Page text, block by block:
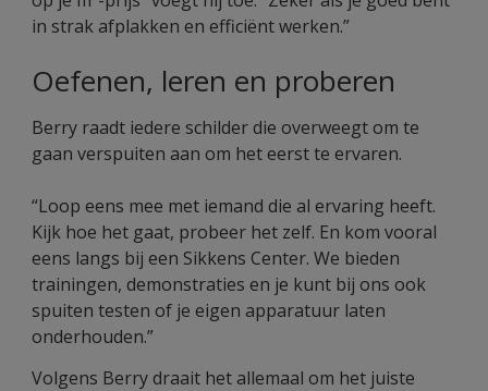
in strak afplakken en efficiënt werken.”
Oefenen, leren en proberen
Berry raadt iedere schilder die overweegt om te
gaan verspuiten aan om het eerst te ervaren.
“Loop eens mee met iemand die al ervaring heeft.
Kijk hoe het gaat, probeer het zelf. En kom vooral
eens langs bij een Sikkens Center. We bieden
trainingen, demonstraties en je kunt bij ons ook
spuiten testen of je eigen apparatuur laten
onderhouden.”
Volgens Berry draait het allemaal om het juiste